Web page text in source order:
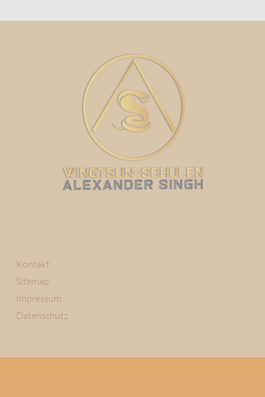
Kontakt
Sitemap
Impressum
Datenschutz